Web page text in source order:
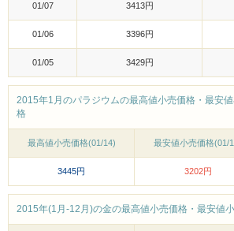
01/07 3413円
01/06 3396円
01/05 3429円
2015年1月のパラジウムの最高値小売価格・最安
格
最高値小売価格(01/14) 最安値小売価格(01/
3445円 3202円
2015年(1月-12月)の金の最高値小売価格・最安値